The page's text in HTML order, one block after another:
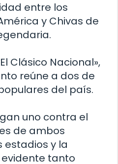
entre los
y Chivas de
Clásico Nacional»,
reúne a dos de
del país.
uno contra el
de ambos
estadios y la
tanto